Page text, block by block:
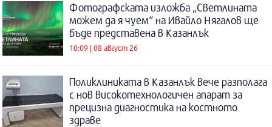
Фотографската изложба „Светлината
можем да я чуем“ на Ивайло Нягалов ще
бъде представена в Казанлък
10:09 | 08 август 26
Поликлиниката в Казанлък вече разполага
с нов високотехнологичен апарат за
прецизна диагностика на костното
здраве